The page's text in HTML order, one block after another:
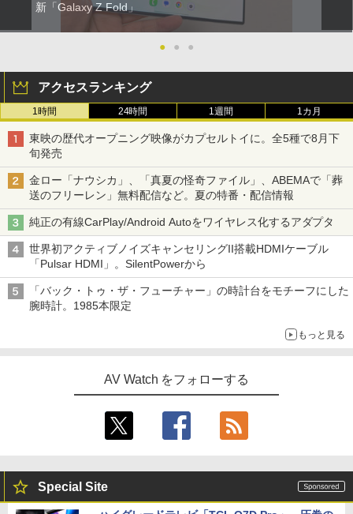
新「Galaxy Z Fold」
● ● ●
アクセスランキング
1時間 24時間 1週間 1カ月
東映の歴代オープニング映像がカプセルトイに。全5種で8月下
旬発売
金ロー「ナウシカ」、「真夏の怪奇ファイル」、ABEMAで「葬
送のフリーレン」無料配信など。夏の特番・配信情報
純正の有線CarPlay/Android Autoをワイヤレス化するアダプタ
世界初アクティブノイズキャンセリングII搭載HDMIケーブル
「Pulsar HDMI」。SilentPowerから
「バック・トゥ・ザ・フューチャー」の時計台をモチーフにした
腕時計。1985本限定
もっと見る
AV Watch をフォローする
Special Site